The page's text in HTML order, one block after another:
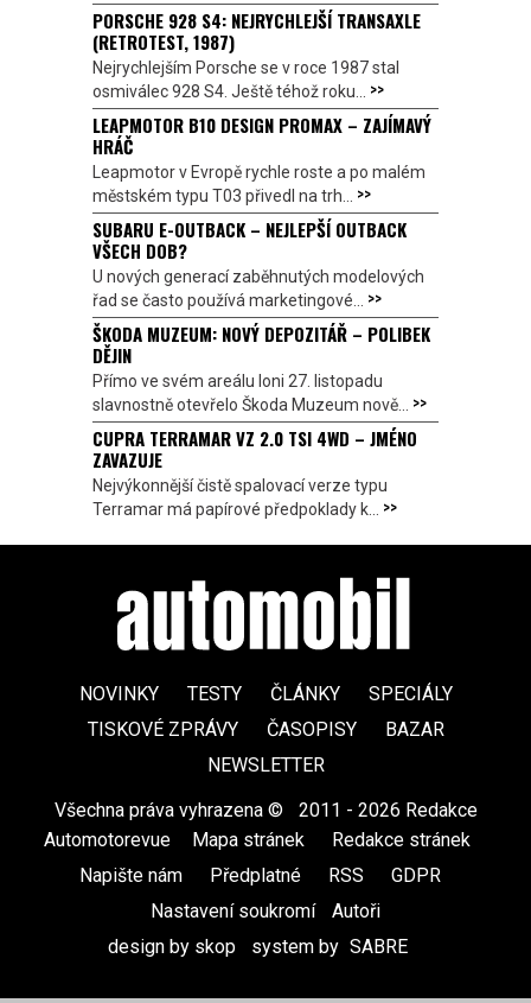
PORSCHE 928 S4: NEJRYCHLEJŠÍ TRANSAXLE
(RETROTEST, 1987)
Nejrychlejším Porsche se v roce 1987 stal
osmiválec 928 S4. Ještě téhož roku... >>
LEAPMOTOR B10 DESIGN PROMAX – ZAJÍMAVÝ
HRÁČ
Leapmotor v Evropě rychle roste a po malém
městském typu T03 přivedl na trh... >>
SUBARU E-OUTBACK – NEJLEPŠÍ OUTBACK
VŠECH DOB?
U nových generací zaběhnutých modelových
řad se často používá marketingové... >>
ŠKODA MUZEUM: NOVÝ DEPOZITÁŘ – POLIBEK
DĚJIN
Přímo ve svém areálu loni 27. listopadu
slavnostně otevřelo Škoda Muzeum nově... >>
CUPRA TERRAMAR VZ 2.0 TSI 4WD – JMÉNO
ZAVAZUJE
Nejvýkonnější čistě spalovací verze typu
Terramar má papírové předpoklady k... >>
NOVINKY TESTY ČLÁNKY
SPECIÁLY
TISKOVÉ ZPRÁVY
ČASOPISY
BAZAR
NEWSLETTER
Všechna práva vyhrazena ©
2011 - 2026 Redakce
Automotorevue
Mapa stránek Redakce stránek
Napište nám
Předplatné RSS GDPR
Nastavení soukromí
Autoři
design by skop
system by SABRE